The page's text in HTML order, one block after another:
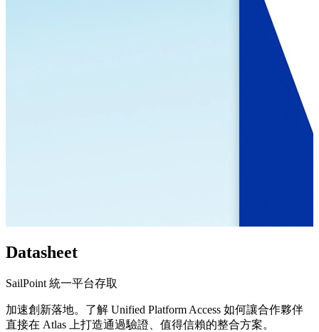
Datasheet
SailPoint 統一平台存取
加速創新落地。了解 Unified Platform Access 如何讓合作夥伴
直接在 Atlas 上打造通過驗證、值得信賴的整合方案。